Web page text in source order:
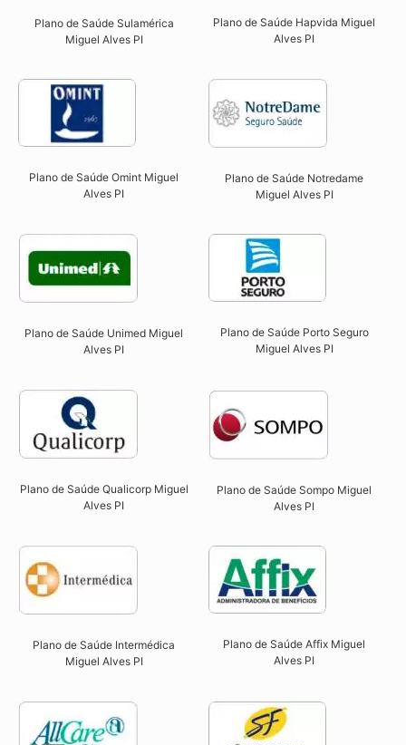
Plano de Saúde Sulamérica
Miguel Alves PI
Plano de Saúde Hapvida Miguel
Alves PI​
Plano de Saúde Omint Miguel
Alves PI​
Plano de Saúde Notredame
Miguel Alves PI​
Plano de Saúde Unimed Miguel
Alves PI
Plano de Saúde Porto Seguro
Miguel Alves PI​
Plano de Saúde Qualicorp Miguel
Alves PI​
Plano de Saúde Sompo Miguel
Alves PI​
Plano de Saúde Intermédica
Miguel Alves PI​
Plano de Saúde Affix Miguel
Alves PI​